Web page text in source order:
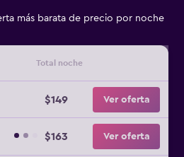
más barata de precio por noche
Total noche
$149 Ver oferta
$163 Ver oferta